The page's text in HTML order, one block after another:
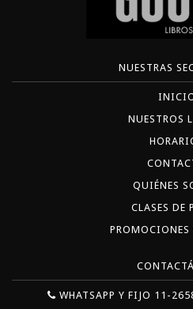
NUESTRAS
NUESTROS
QUIÉNES
CLASES DE
PROMOCIONES
WHATSAPP Y FIJO 11-